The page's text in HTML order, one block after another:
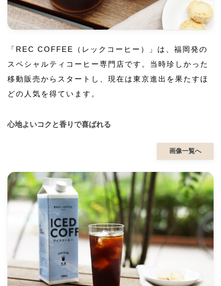
「REC COFFEE（レックコーヒー）」は、福岡発の
スペシャルティコーヒー専門店です。当時珍しかった
移動販売からスタートし、現在は東京進出を果たすほ
どの人気を得ています。
心地よいコクと香りで喜ばれる
画像一覧へ